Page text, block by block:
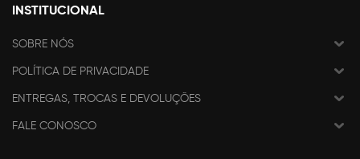
INSTITUCIONAL
SOBRE NÓS
POLÍTICA DE PRIVACIDADE
ENTREGAS, TROCAS E DEVOLUÇÕES
FALE CONOSCO